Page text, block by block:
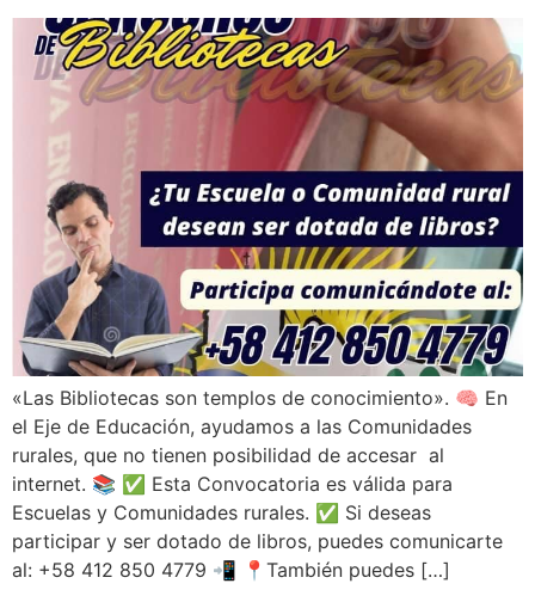
«Las Bibliotecas son templos de conocimiento». 🧠 En
el Eje de Educación, ayudamos a las Comunidades
rurales, que no tienen posibilidad de accesar al
internet. 📚 ✅ Esta Convocatoria es válida para
Escuelas y Comunidades rurales. ✅ Si deseas
participar y ser dotado de libros, puedes comunicarte
al: +58 412 850 4779 📲 📍También puedes […]